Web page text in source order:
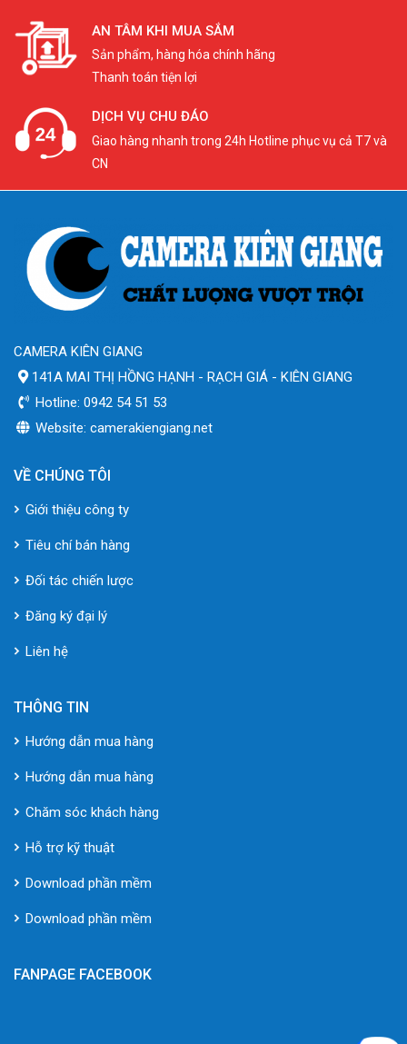
AN TÂM KHI MUA SẮM
Sản phẩm, hàng hóa chính hãng
Thanh toán tiện lợi
DỊCH VỤ CHU ĐÁO
Giao hàng nhanh trong 24h Hotline phục vụ cả T7 và
CN
CAMERA KIÊN GIANG
141A MAI THỊ HỒNG HẠNH - RẠCH GIÁ - KIÊN GIANG
Hotline: 0942 54 51 53
Website: camerakiengiang.net
VỀ CHÚNG TÔI
Giới thiệu công ty
Tiêu chí bán hàng
Đối tác chiến lược
Đăng ký đại lý
Liên hệ
THÔNG TIN
Hướng dẫn mua hàng
Hướng dẫn mua hàng
Chăm sóc khách hàng
Hỗ trợ kỹ thuật
Download phần mềm
Download phần mềm
FANPAGE FACEBOOK